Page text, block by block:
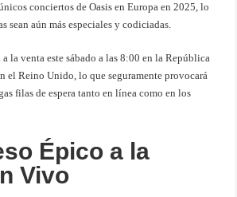
conciertos de Oasis en Europa en 2025, lo
sean aún más especiales y codiciadas.
a la venta este sábado a las 8:00 en la República
el Reino Unido, lo que seguramente provocará
filas de espera tanto en línea como en los
Épico a la
Vivo